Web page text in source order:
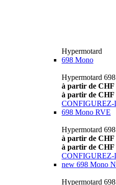
Hypermotard
698 Mono
Hypermotard
à partir de CHF
à partir de CHF
CONFIGUREZ-
698 Mono RVE
Hypermotard
à partir de CHF
à partir de CHF
CONFIGUREZ-
new 698 Mono
Hypermotard